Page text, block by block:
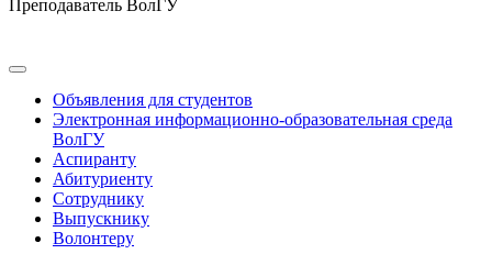
Преподаватель ВолГУ
Объявления для студентов
Электронная информационно-образовательная среда
ВолГУ
Аспиранту
Абитуриенту
Сотруднику
Выпускнику
Волонтеру